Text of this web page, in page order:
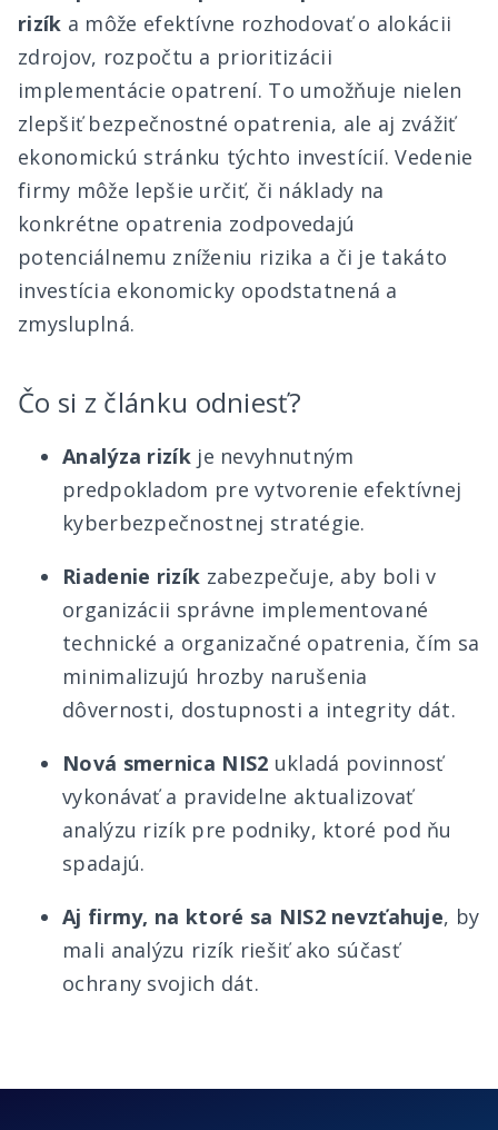
rizík a môže efektívne rozhodovať o alokácii
zdrojov, rozpočtu a prioritizácii
implementácie opatrení. To umožňuje nielen
zlepšiť bezpečnostné opatrenia, ale aj zvážiť
ekonomickú stránku týchto investícií. Vedenie
firmy môže lepšie určiť, či náklady na
konkrétne opatrenia zodpovedajú
potenciálnemu zníženiu rizika a či je takáto
investícia ekonomicky opodstatnená a
zmysluplná.
Čo si z článku odniesť?
Analýza rizíkje nevyhnutným
predpokladom pre vytvorenie efektívnej
kyberbezpečnostnej stratégie.
Riadenie rizík zabezpečuje, aby boli v
organizácii správne implementované
technické a organizačné opatrenia, čím sa
minimalizujú hrozby narušenia
dôvernosti, dostupnosti a integrity dát.
Nová smernica NIS2 ukladá povinnosť
vykonávať a pravidelne aktualizovať
analýzu rizík pre podniky, ktoré pod ňu
spadajú.
Aj firmy, na ktoré sa NIS2 nevzťahuje, by
mali analýzu rizík riešiť ako súčasť
ochrany svojich dát.